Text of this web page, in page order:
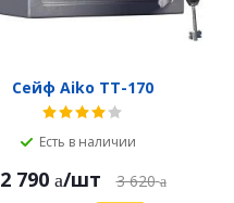
Сейф Aiko ТТ-170
Есть в наличии
2 790 /шт 3 620